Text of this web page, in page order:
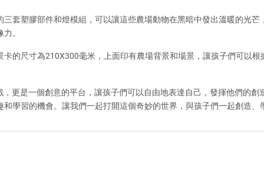
套塑膠部件和燈模組，可以讓這些農場動物在黑暗中發出溫暖的光
。
的尺寸為210X300毫米，上面印有農場背景和場景，讓孩子們可以
更是一個創意的平台，讓孩子們可以自由地表達自己，發揮他們的
學習的機會。讓我們一起打開這個奇妙的世界，與孩子們一起創造、